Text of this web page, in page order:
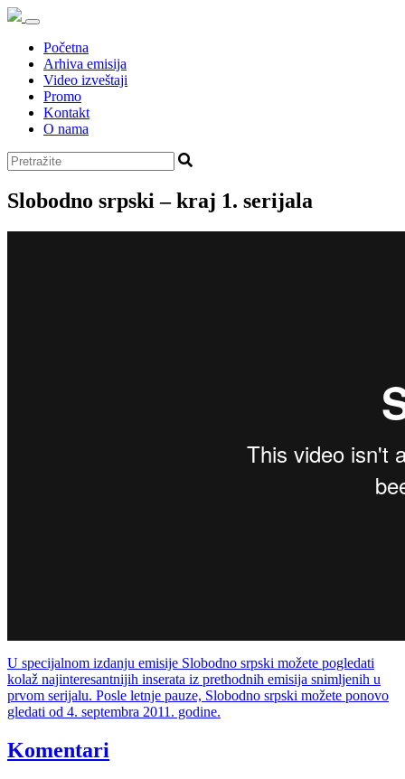
Početna
Arhiva emisija
Video izveštaji
Promo
Kontakt
O nama
Slobodno srpski – kraj 1. serijala
U specijalnom izdanju emisije Slobodno srpski možete pogledati
kolaž najinteresantnijih inserata iz prethodnih emisija snimljenih u
prvom serijalu. Posle letnje pauze, Slobodno srpski možete ponovo
gledati od 4. septembra 2011. godine.
Komentari